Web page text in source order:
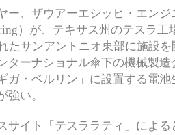
ー、ザウアーエシッヒ・エンジ
）が、テキサス州のテスラ
たサンアントニオ東部に施設
ターナショナル傘下の機械製
ガ・ベルリン」に設置する電
強い。
イト「テスララティ」による